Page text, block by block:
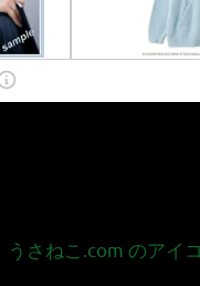
うさねこ.com のアイ